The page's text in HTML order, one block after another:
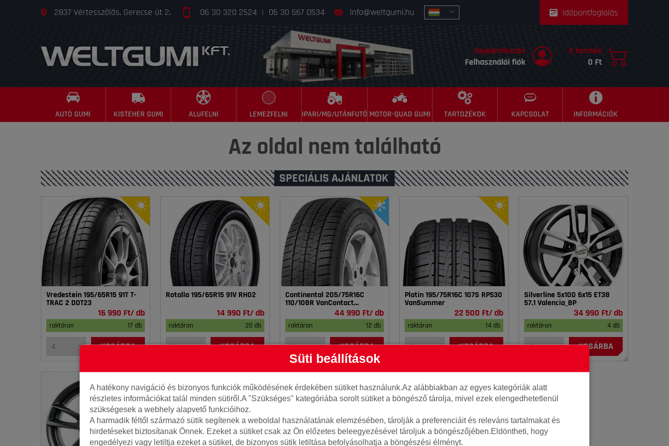
2837 Vértesszőlős, Gerecse út 2. 06 30 320 2524 | 06 30 567 0534 info@weltgumi.hu Időpontfoglalás
Bejelentkezés
Felhasználói fiók
0 termék
0 Ft
AUTÓ GUMI KISTEHER GUMI ALUFELNI LEMEZFELNI IPARI/MG/UTÁNFUTÓ MOTOR-QUAD GUMI TARTOZÉKOK KAPCSOLAT INFORMÁCIÓK
Az oldal nem található
SPECIÁLIS AJÁNLATOK
Vredestein 195/65R15 91T T-
TRAC 2 DOT23
16 990 Ft/ db
raktáron 17 db
KOSÁRBA
Rotalla 195/65R15 91V RH02
14 990 Ft/ db
raktáron 20 db
KOSÁRBA
Continental 205/75R16C
110/108R VanContact
44 990 Ft/ db
raktáron 12 db
KOSÁRBA
Platin 195/75R16C 107S RP530
VanSummer
22 500 Ft/ db
raktáron 14 db
KOSÁRBA
Silverline 5x100 6x15 ET38
57.1 Valencia_BP
34 990 Ft/ db
raktáron 4 db
KOSÁRBA
Süti beállítások
A hatékony navigáció és bizonyos funkciók működésének érdekében sütiket használunk.Az alábbiakban az egyes kategóriák alatt
részletes információkat talál minden sütiről.A "Szükséges" kategóriába sorolt sütiket a böngésző tárolja, mivel ezek elengedhetetlenül
szükségesek a webhely alapvető funkcióihoz.
A harmadik féltől származó sütik segítenek a weboldal használatának elemzésében, tárolják a preferenciáit és releváns tartalmakat és
hirdetéseket biztosítanak Önnek. Ezeket a sütiket csak az Ön előzetes beleegyezésével tároljuk a böngészőjében.Eldöntheti, hogy
engedélyezi vagy letiltja ezeket a sütiket, de bizonyos sütik letiltása befolyásolhatja a böngészési élményt.